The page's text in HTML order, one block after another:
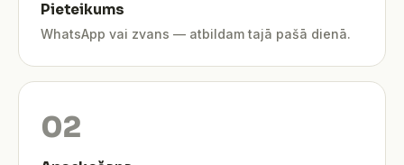
Pieteikums
WhatsApp vai zvans — atbildam tajā pašā dienā.